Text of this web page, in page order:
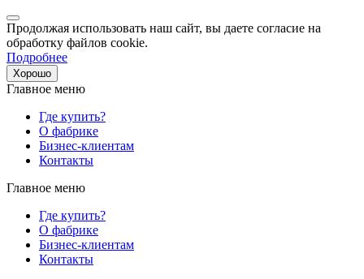
Продолжая использовать наш сайт, вы даете согласие на
обработку файлов cookie.
Подробнее
Хорошо
Главное меню
Где купить?
О фабрике
Бизнес-клиентам
Контакты
Главное меню
Где купить?
О фабрике
Бизнес-клиентам
Контакты